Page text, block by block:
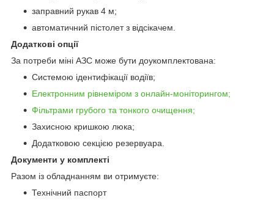
заправний рукав 4 м;
автоматичний пістолет з відсікачем.
Додаткові опції
За потреби міні АЗС може бути доукомплектована:
Системою ідентифікації водіїв;
Електронним рівнеміром з онлайн-моніторингом;
Фільтрами грубого та тонкого очищення;
Захисною кришкою люка;
Додатковою секцією резервуара.
Документи у комплекті
Разом із обладнанням ви отримуєте:
Технічний паспорт